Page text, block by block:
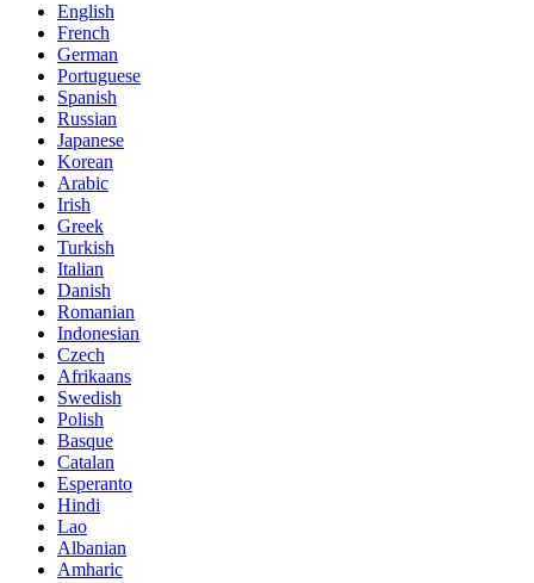
English
French
German
Portuguese
Spanish
Russian
Japanese
Korean
Arabic
Irish
Greek
Turkish
Italian
Danish
Romanian
Indonesian
Czech
Afrikaans
Swedish
Polish
Basque
Catalan
Esperanto
Hindi
Lao
Albanian
Amharic